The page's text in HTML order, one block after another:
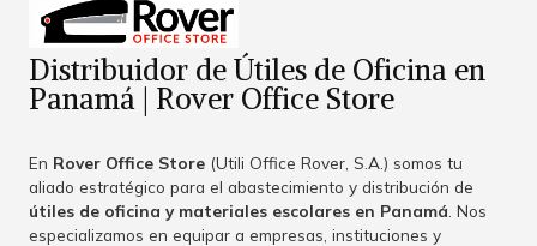
Distribuidor de Útiles de Oficina en
Panamá | Rover Office Store
En Rover Office Store (Utili Office Rover, S.A.) somos tu
aliado estratégico para el abastecimiento y distribución de
útiles de oficina y materiales escolares en Panamá . Nos
especializamos en equipar a empresas, instituciones y